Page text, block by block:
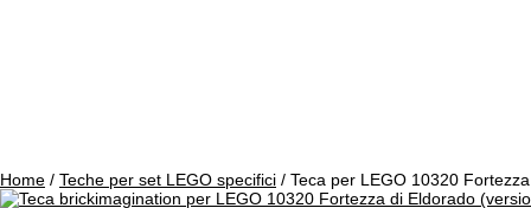
Home / Teche per set LEGO specifici / Teca per LEGO 10320